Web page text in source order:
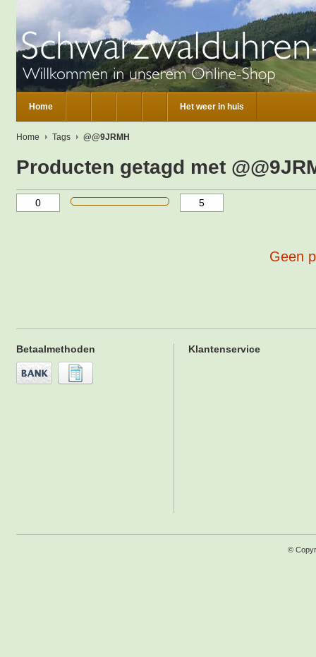
Home Het weer in huis
Home Tags @@9JRMH
Producten getagd met
Geen
Betaalmethoden Klantenservice
©